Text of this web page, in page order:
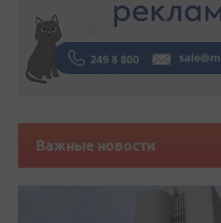
Важные новости